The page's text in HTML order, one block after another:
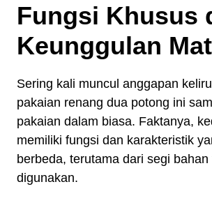
Fungsi Khusus
Keunggulan
Sering kali muncul anggapan
pakaian renang dua potong ini
pakaian dalam biasa. Faktanya,
memiliki fungsi dan karakteristik
berbeda, terutama dari segi bahan
digunakan.